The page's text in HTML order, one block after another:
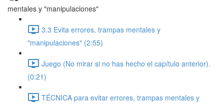
mentales y "manipulaciones"
3.3 Evita errores, trampas mentales y
"manipulaciones" (2:55)
Juego (No mirar si no has hecho el capítulo anterior).
(0:21)
TÉCNICA para evitar errores, trampas mentales y